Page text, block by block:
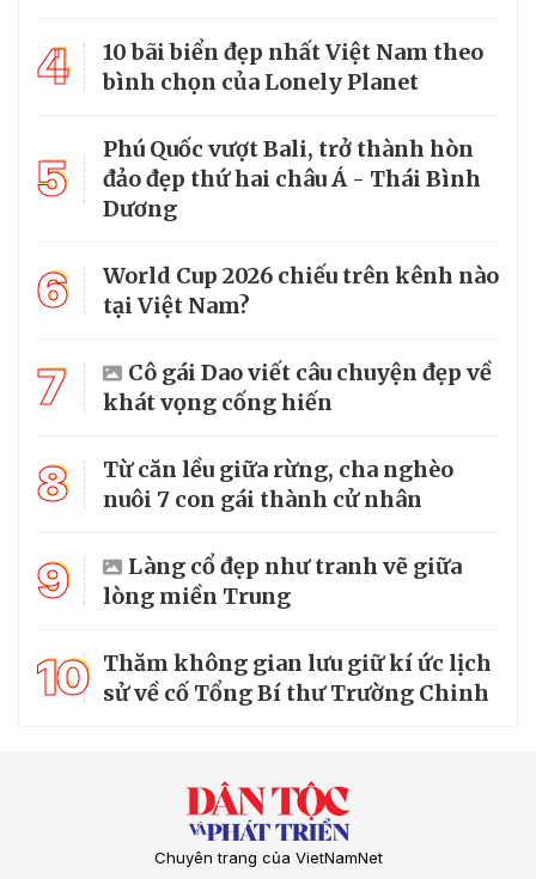
4
10 bãi biển đẹp nhất Việt Nam theo
bình chọn của Lonely Planet
5
Phú Quốc vượt Bali, trở thành hòn
đảo đẹp thứ hai châu Á - Thái Bình
Dương
6
World Cup 2026 chiếu trên kênh nào
tại Việt Nam?
7
Cô gái Dao viết câu chuyện đẹp về
khát vọng cống hiến
8
Từ căn lều giữa rừng, cha nghèo
nuôi 7 con gái thành cử nhân
9
Làng cổ đẹp như tranh vẽ giữa
lòng miền Trung
10 Thăm không gian lưu giữ kí ức lịch
sử về cố Tổng Bí thư Trường Chinh
Chuyên trang của VietNamNet